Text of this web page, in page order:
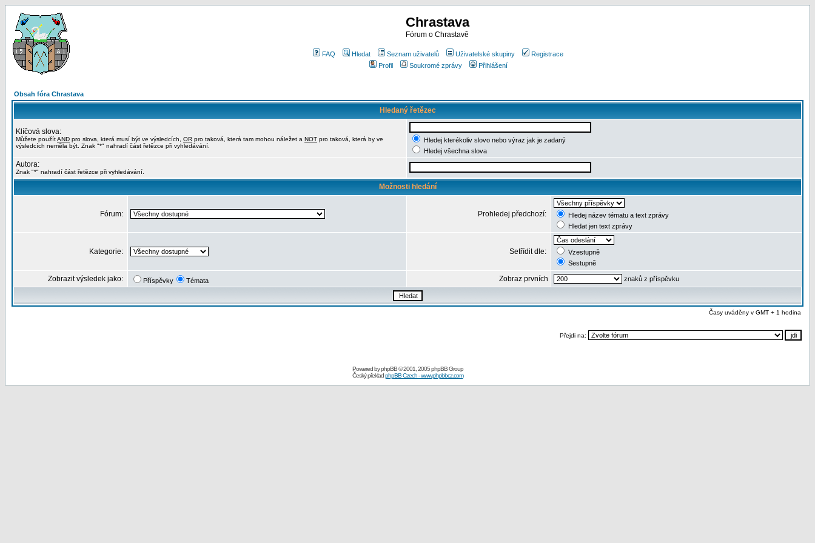
Chrastava
Fórum o Chrastavě
FAQ Hledat Seznam uživatelů Uživatelské skupiny
Registrace
Profil
Soukromé zprávy Přihlášení
Obsah fóra Chrastava
Hledaný řetězec
Klíčová slova:
Můžete použítAND pro slova, která musí být ve výsledcích, OR pro taková, která tam mohou náležet a NOT pro taková, která by ve
výsledcích neměla být. Znak "*" nahradí část řetězce při vyhledávání.
Hledej kterékoliv slovo nebo výraz jak je zadaný
Hledej všechna slova
Autora:
Znak "*" nahradí část řetězce při vyhledávání.
Možnosti hledání
Fórum: Prohledej předchozí:
Hledej název tématu a text zprávy
Hledat jen text zprávy
Kategorie: Setřídit dle:
Vzestupně
Sestupně
Zobrazit výsledek jako: Příspěvky Témata Zobraz prvních znaků z příspěvku
Časy uváděny v GMT + 1 hodina
Přejdi na:
Powered byphpBB© 2001, 2005 phpBB Group
Český překladphpBB Czech - www.phpbbcz.com